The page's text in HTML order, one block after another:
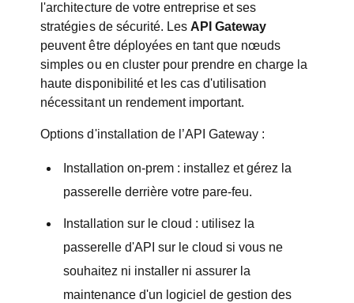
l'architecture de votre entreprise et ses
stratégies de sécurité. Les API Gateway
peuvent être déployées en tant que nœuds
simples ou en cluster pour prendre en charge la
haute disponibilité et les cas d'utilisation
nécessitant un rendement important.
Options d'installation de l’API Gateway :
Installation on-prem : installez et gérez la
passerelle derrière votre pare-feu.
Installation sur le cloud : utilisez la
passerelle d'API sur le cloud si vous ne
souhaitez ni installer ni assurer la
maintenance d'un logiciel de gestion des